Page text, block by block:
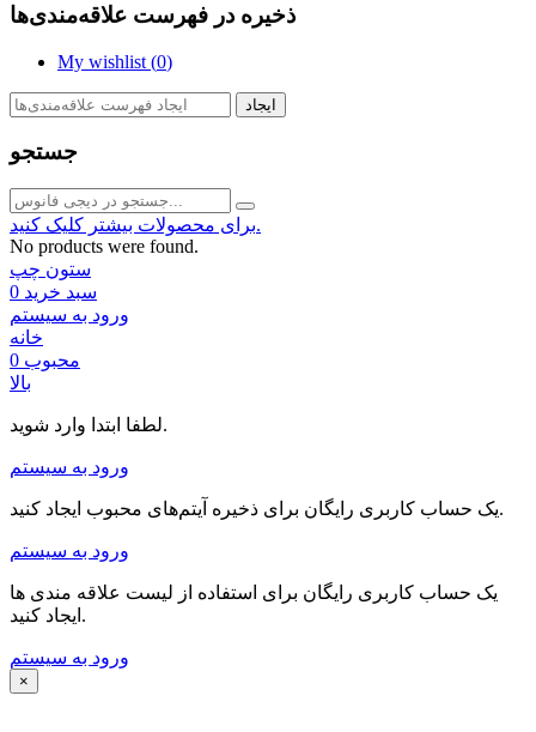
ذخیره در فهرست علاقه‌مندی‌ها
My wishlist (0)
ایجاد
جستجو
برای محصولات بیشتر کلیک کنید.
No products were found.
ستون چپ
سبد خرید 0
ورود به سیستم
خانه
محبوب 0
بالا
لطفا ابتدا وارد شوید.
ورود به سیستم
یک حساب کاربری رایگان برای ذخیره آیتم‌های محبوب ایجاد کنید.
ورود به سیستم
یک حساب کاربری رایگان برای استفاده از لیست علاقه مندی ها
ایجاد کنید.
ورود به سیستم
×